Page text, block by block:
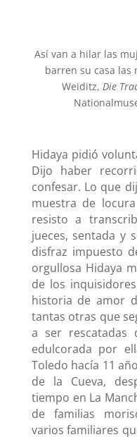
Así van a hilar las
barren su casa las
Weiditz,Die
Hidaya pidió
Dijo haber
confesar. Lo que
muestra de
resisto a
jueces, sentada y
disfraz impuesto
orgullosa Hidaya
de los
historia de amor
tantas otras que
a ser rescatadas
edulcorada por
Toledo hacía 11
de la Cueva,
tiempo en La
de familias
varios familiares